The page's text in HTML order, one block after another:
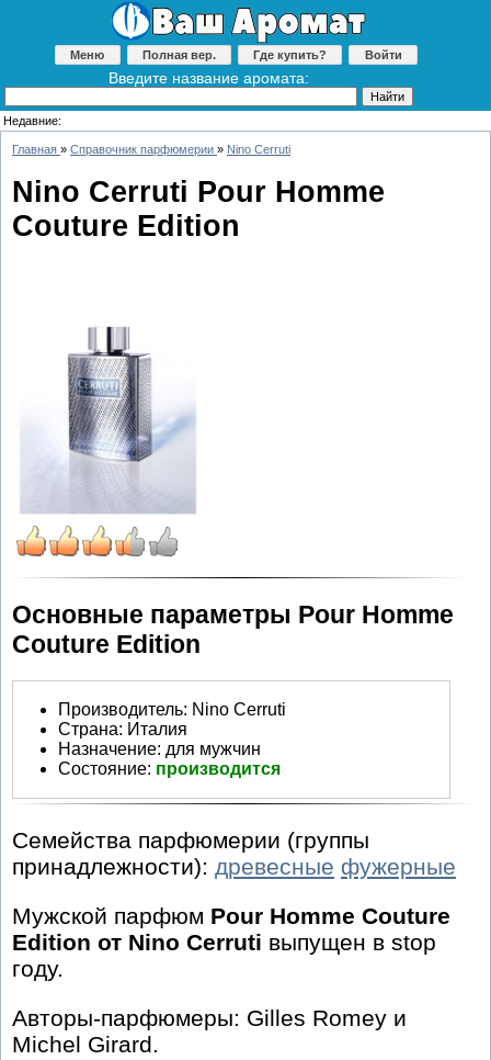
Меню Полная вер. Где купить? Войти
Введите название аромата:
Недавние:
Главная » Справочник парфюмерии » Nino Cerruti
Nino Cerruti Pour Homme
Couture Edition
Основные параметры Pour Homme
Couture Edition
Производитель: Nino Cerruti
Страна: Италия
Назначение: для мужчин
Состояние: производится
Семейства парфюмерии (группы
принадлежности): древесные фужерные
Мужской парфюм Pour Homme Couture
Edition от Nino Cerruti выпущен в stop
году.
Авторы-парфюмеры: Gilles Romey и
Michel Girard.